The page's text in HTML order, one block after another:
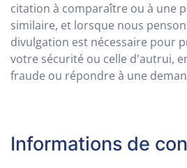
citation à comparaître ou à une
similaire, et lorsque nous
divulgation est nécessaire pour
votre sécurité ou celle d'autrui,
fraude ou répondre à une
Informations de